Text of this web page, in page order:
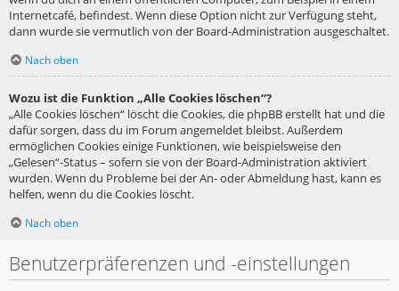
Internetcafé, befindest. Wenn diese Option nicht zur Verfügung steht,
dann wurde sie vermutlich von der Board-Administration ausgeschaltet.
Nach oben
Wozu ist die Funktion „Alle Cookies löschen“?
„Alle Cookies löschen“ löscht die Cookies, die phpBB erstellt hat und die
dafür sorgen, dass du im Forum angemeldet bleibst. Außerdem
ermöglichen Cookies einige Funktionen, wie beispielsweise den
„Gelesen“-Status – sofern sie von der Board-Administration aktiviert
wurden. Wenn du Probleme bei der An- oder Abmeldung hast, kann es
helfen, wenn du die Cookies löscht.
Nach oben
Benutzerpräferenzen und -einstellungen